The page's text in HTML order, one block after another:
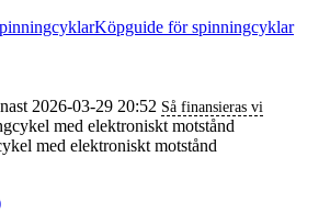
Köpguide för spinningcyklar
2026-03-29 20:52 Så finansieras vi
med elektroniskt motstånd